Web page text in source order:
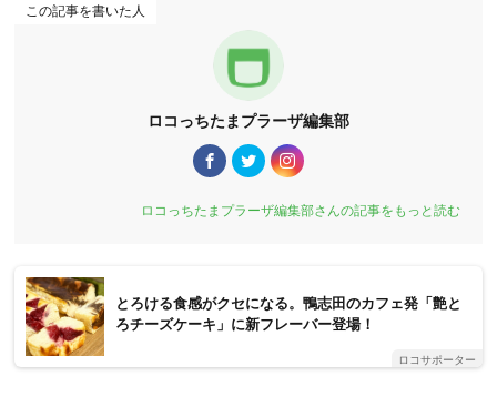
この記事を書いた人
ロコっちたまプラーザ編集部
ロコっちたまプラーザ編集部さんの記事をもっと読む
とろける食感がクセになる。鴨志田のカフェ発「艶と
ろチーズケーキ」に新フレーバー登場！
ロコサポーター